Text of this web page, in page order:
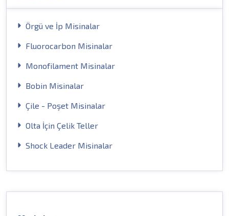
Örgü ve İp Misinalar
Fluorocarbon Misinalar
Monofilament Misinalar
Bobin Misinalar
Çile - Poşet Misinalar
Olta İçin Çelik Teller
Shock Leader Misinalar